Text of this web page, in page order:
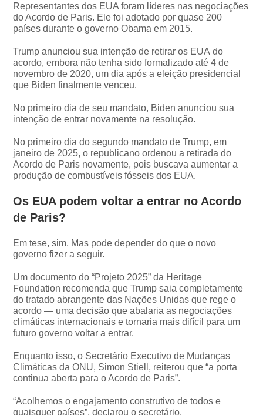
Representantes dos EUA foram líderes nas negociações
do Acordo de Paris. Ele foi adotado por quase 200
países durante o governo Obama em 2015.
Trump anunciou sua intenção de retirar os EUA do
acordo, embora não tenha sido formalizado até 4 de
novembro de 2020, um dia após a eleição presidencial
que Biden finalmente venceu.
No primeiro dia de seu mandato, Biden anunciou sua
intenção de entrar novamente na resolução.
No primeiro dia do segundo mandato de Trump, em
janeiro de 2025, o republicano ordenou a retirada do
Acordo de Paris novamente, pois buscava aumentar a
produção de combustíveis fósseis dos EUA.
Os EUA podem voltar a entrar no Acordo
de Paris?
Em tese, sim. Mas pode depender do que o novo
governo fizer a seguir.
Um documento do “Projeto 2025” da Heritage
Foundation recomenda que Trump saia completamente
do tratado abrangente das Nações Unidas que rege o
acordo — uma decisão que abalaria as negociações
climáticas internacionais e tornaria mais difícil para um
futuro governo voltar a entrar.
Enquanto isso, o Secretário Executivo de Mudanças
Climáticas da ONU, Simon Stiell, reiterou que “a porta
continua aberta para o Acordo de Paris”.
“Acolhemos o engajamento construtivo de todos e
quaisquer países”, declarou o secretário.